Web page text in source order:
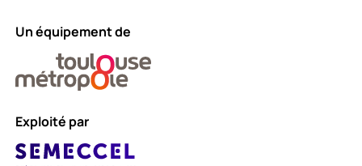
Un équipement de
Exploité par